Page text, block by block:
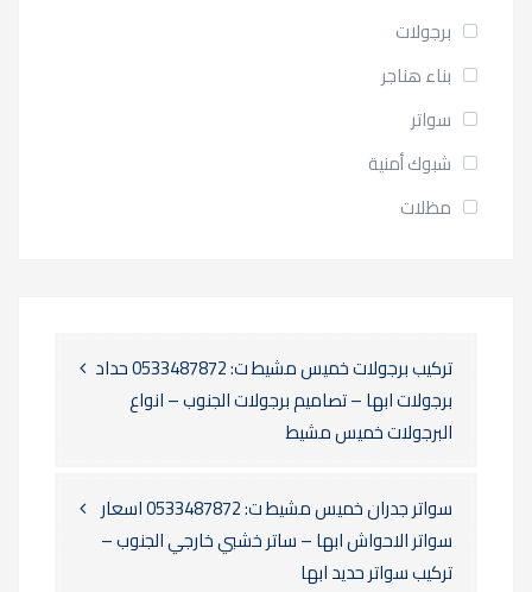
برجولات
بناء هناجر
سواتر
شبوك أمنية
مظلات
تركيب برجولات خميس مشيط ت: 0533487872 حداد
برجولات ابها – تصاميم برجولات الجنوب – انواع
البرجولات خميس مشيط
سواتر جدران خميس مشيط ت: 0533487872 اسعار
سواتر الاحواش ابها – ساتر خشبي خارجي الجنوب –
تركيب سواتر حديد ابها